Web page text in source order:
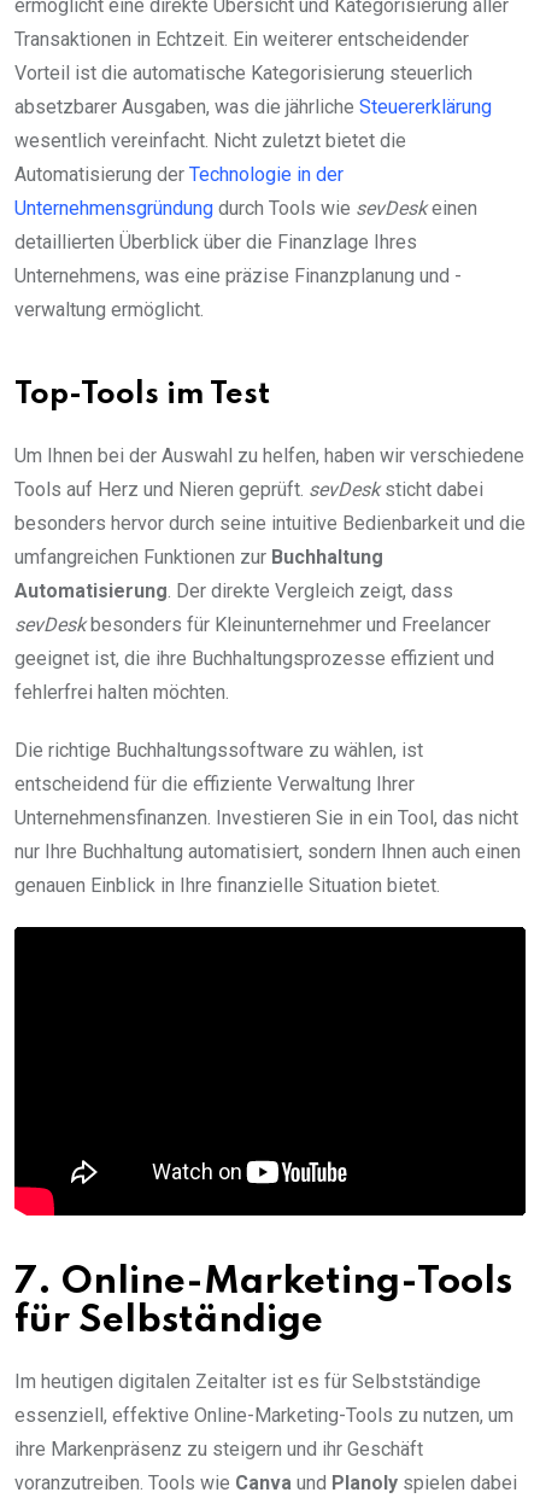
ermöglicht eine direkte Übersicht und Kategorisierung aller
Transaktionen in Echtzeit. Ein weiterer entscheidender
Vorteil ist die automatische Kategorisierung steuerlich
absetzbarer Ausgaben, was die jährliche Steuererklärung
wesentlich vereinfacht. Nicht zuletzt bietet die
Automatisierung der Technologie in der
Unternehmensgründung durch Tools wie sevDeskeinen
detaillierten Überblick über die Finanzlage Ihres
Unternehmens, was eine präzise Finanzplanung und -
verwaltung ermöglicht.
Top-Tools im Test
Um Ihnen bei der Auswahl zu helfen, haben wir verschiedene
Tools auf Herz und Nieren geprüft. sevDesksticht dabei
besonders hervor durch seine intuitive Bedienbarkeit und die
umfangreichen Funktionen zur Buchhaltung
Automatisierung. Der direkte Vergleich zeigt, dass
sevDeskbesonders für Kleinunternehmer und Freelancer
geeignet ist, die ihre Buchhaltungsprozesse effizient und
fehlerfrei halten möchten.
Die richtige Buchhaltungssoftware zu wählen, ist
entscheidend für die effiziente Verwaltung Ihrer
Unternehmensfinanzen. Investieren Sie in ein Tool, das nicht
nur Ihre Buchhaltung automatisiert, sondern Ihnen auch einen
genauen Einblick in Ihre finanzielle Situation bietet.
7. Online-Marketing-Tools
für Selbständige
Im heutigen digitalen Zeitalter ist es für Selbstständige
essenziell, effektive Online-Marketing-Tools zu nutzen, um
ihre Markenpräsenz zu steigern und ihr Geschäft
voranzutreiben. Tools wie Canva und Planoly spielen dabei